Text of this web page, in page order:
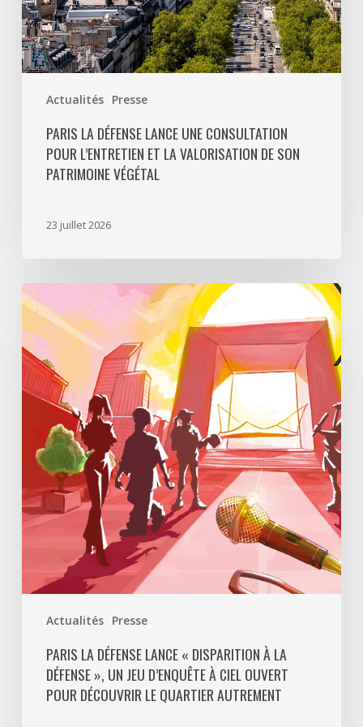
Actualités Presse
de
son
patrimoine
végétal
PARIS LA DÉFENSE LANCE UNE CONSULTATION
POUR L’ENTRETIEN ET LA VALORISATION DE SON
PATRIMOINE VÉGÉTAL
23 juillet 2026
Actualités Presse
Paris
La
Défense
lance
«
Disparition
Défense
un
jeu
d’enquête
à
ciel
découvrir
quartier
PARIS LA DÉFENSE LANCE « DISPARITION À LA
DÉFENSE », UN JEU D’ENQUÊTE À CIEL OUVERT
POUR DÉCOUVRIR LE QUARTIER AUTREMENT